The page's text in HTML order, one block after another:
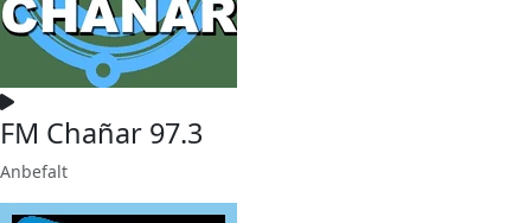
FM Chañar 97.3
Anbefalt